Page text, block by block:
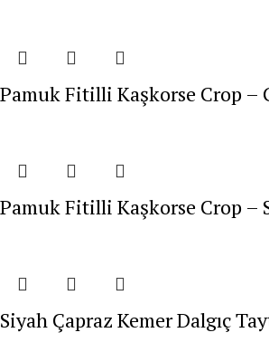
Pamuk Fitilli Kaşkorse Crop –
Pamuk Fitilli Kaşkorse Crop –
Siyah Çapraz Kemer Dalgıç